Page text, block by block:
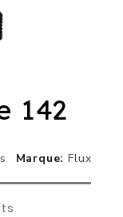
142
Marque Flux